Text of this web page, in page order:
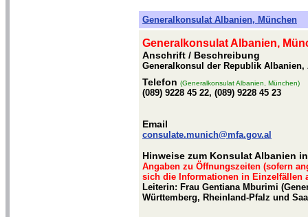
Generalkonsulat Albanien, München
Generalkonsulat Albanien,
Anschrift / Beschreibung
Generalkonsul der Republik Albanien,
Telefon (Generalkonsulat Albanien, München)
(089) 9228 45 22, (089) 9228 45 23
Email
consulate.munich@mfa.gov.al
Hinweise zum Konsulat Albanien
Angaben zu Öffnungszeiten (sofern
sich die Informationen in Einzelfällen
Leiterin: Frau Gentiana Mburimi
Württemberg, Rheinland-Pfalz und